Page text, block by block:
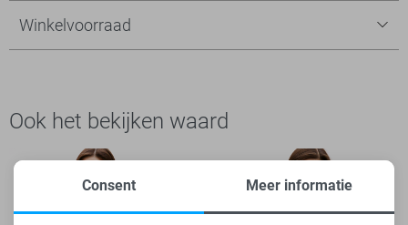
Winkelvoorraad
Ook het bekijken waard
Consent Meer informatie